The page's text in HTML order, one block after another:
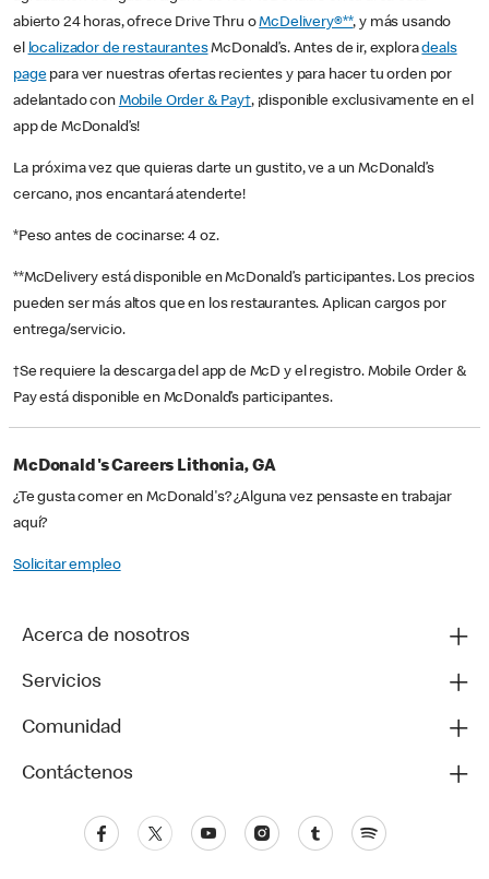
abierto 24 horas, ofrece Drive Thru oMcDelivery®**, y más usando
el localizador de restaurantesMcDonald’s. Antes de ir, exploradeals
pagepara ver nuestras ofertas recientes y para hacer tu orden por
adelantado con Mobile Order & Pay†, ¡disponible exclusivamente en el
app de McDonald’s!
La próxima vez que quieras darte un gustito, ve a un McDonald’s
cercano, ¡nos encantará atenderte!
*Peso antes de cocinarse: 4 oz.
**McDelivery está disponible en McDonald’s participantes. Los precios
pueden ser más altos que en los restaurantes. Aplican cargos por
entrega/servicio.
†Se requiere la descarga del app de McD y el registro. Mobile Order &
Pay está disponible en McDonald’s participantes.
McDonald's Careers Lithonia, GA
¿Te gusta comer en McDonald's? ¿Alguna vez pensaste en trabajar
aquí?
Solicitar empleo
Acerca de nosotros
Servicios
Comunidad
Contáctenos